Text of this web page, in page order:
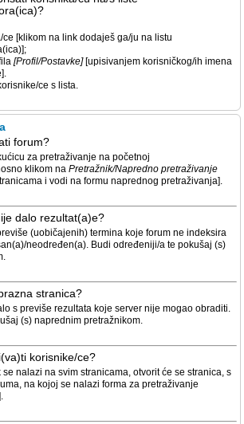
[klikom na link dodaješ ga/ju na listu
[Profil/Postavke][upisivanjem korisničkog/ih imena
ce s lista.
forum?
za pretraživanje na početnoj
klikom na Pretražnik/Napredno pretraživanje
i vodi na formu naprednog pretraživanja].
dalo rezultat(a)e?
(uobičajenih) termina koje forum ne indeksira
neodređen(a). Budi određeniji/a te pokušaj (s)
stranica?
s previše rezultata koje server nije mogao obraditi.
(s) naprednim pretražnikom.
korisnike/ce?
se nalazi na svim stranicama, otvorit će se stranica, s
na kojoj se nalazi forma za pretraživanje